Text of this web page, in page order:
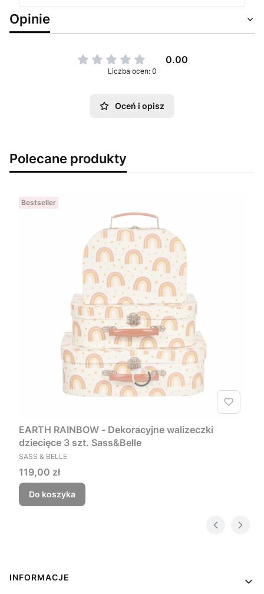
Opinie
0.00
Liczba ocen: 0
Oceń i opisz
Polecane produkty
Bestseller
EARTH RAINBOW - Dekoracyjne walizeczki
dziecięce 3 szt. Sass&Belle
PRODUCENT
SASS & BELLE
Cena
119,00 zł
Do koszyka
Linki w stopce
INFORMACJE